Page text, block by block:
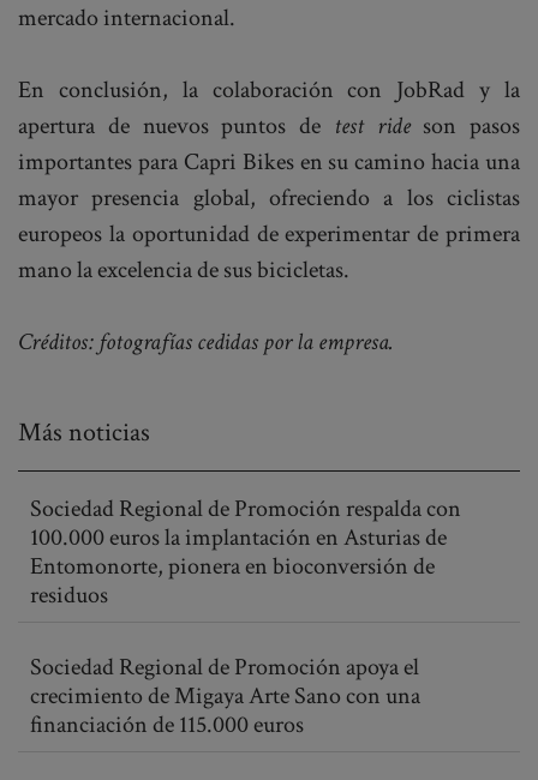
mercado internacional.
En conclusión, la colaboración con JobRad y la
apertura de nuevos puntos de test ride son pasos
importantes para Capri Bikes en su camino hacia una
mayor presencia global, ofreciendo a los ciclistas
europeos la oportunidad de experimentar de primera
mano la excelencia de sus bicicletas.
Créditos: fotografías cedidas por la empresa.
Más noticias
Sociedad Regional de Promoción respalda con
100.000 euros la implantación en Asturias de
Entomonorte, pionera en bioconversión de
residuos
Sociedad Regional de Promoción apoya el
crecimiento de Migaya Arte Sano con una
financiación de 115.000 euros